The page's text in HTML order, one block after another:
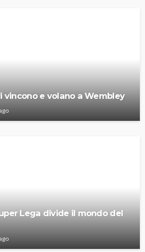
vincono e volano a Wembley
Lega divide il mondo del